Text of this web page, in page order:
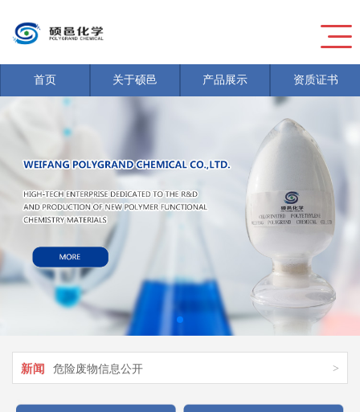
首页 关于硕邑 产品展示 资质证书
危险废物信息公开 >
危险废物信息公开 >
新闻 危险废物信息公开 >